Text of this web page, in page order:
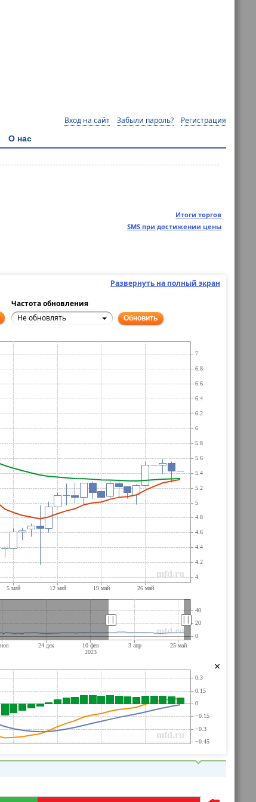
Вход на сайт Забыли пароль? Регистрация
О нас
Итоги торгов
SMS при достижении цены
Развернуть на полный экран
Частота обновления
Не обновлять Обновить
|| ||
×